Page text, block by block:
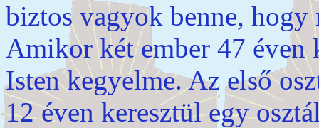
biztos vagyok benne, hogy
Amikor két ember 47 éven
Isten kegyelme. Az első
12 éven keresztül egy